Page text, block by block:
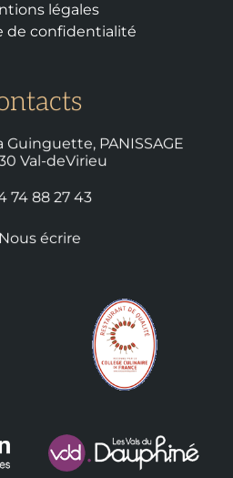
légales
de confidentialité
Guinguette, PANISSAGE
Val-deVirieu
74 88 27 43
Nous écrire